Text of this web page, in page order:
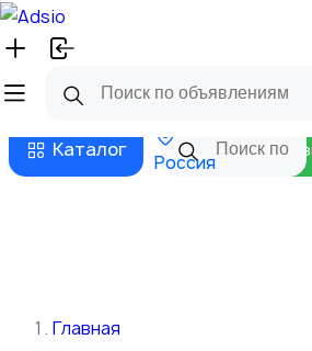
Русский
Бизнес тарифы
Каталог
Россия
Главная